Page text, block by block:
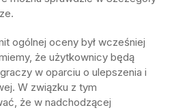
ogólnej oceny był wcześniej
że użytkownicy będą
w oparciu o ulepszenia i
W związku z tym
że w nadchodzącej